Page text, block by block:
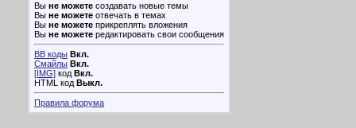
Вы не можете создавать новые темы
Вы не можете отвечать в темах
Вы не можете прикреплять вложения
Вы не можете редактировать свои сообщения
BB коды Вкл.
Смайлы Вкл.
[IMG] код Вкл.
HTML код Выкл.
Правила форума